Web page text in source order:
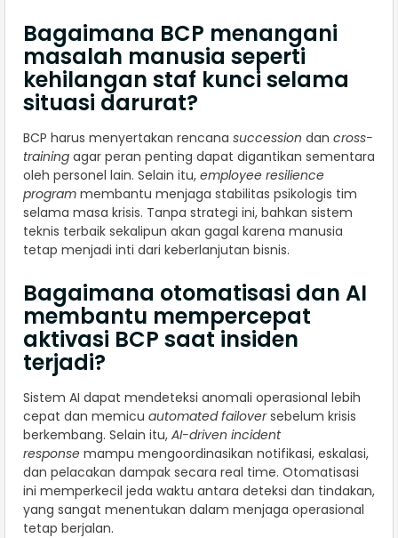
Bagaimana BCP menangani
masalah manusia seperti
kehilangan staf kunci selama
situasi darurat?
BCP harus menyertakan rencana succession dan cross-
training agar peran penting dapat digantikan sementara
oleh personel lain. Selain itu, employee resilience
program membantu menjaga stabilitas psikologis tim
selama masa krisis. Tanpa strategi ini, bahkan sistem
teknis terbaik sekalipun akan gagal karena manusia
tetap menjadi inti dari keberlanjutan bisnis.
Bagaimana otomatisasi dan AI
membantu mempercepat
aktivasi BCP saat insiden
terjadi?
Sistem AI dapat mendeteksi anomali operasional lebih
cepat dan memicu automated failoversebelum krisis
berkembang. Selain itu, AI-driven incident
response mampu mengoordinasikan notifikasi, eskalasi,
dan pelacakan dampak secara real time. Otomatisasi
ini memperkecil jeda waktu antara deteksi dan tindakan,
yang sangat menentukan dalam menjaga operasional
tetap berjalan.